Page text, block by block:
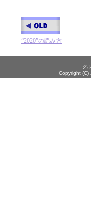
“2020”の読み方
グ
Copyright (C)